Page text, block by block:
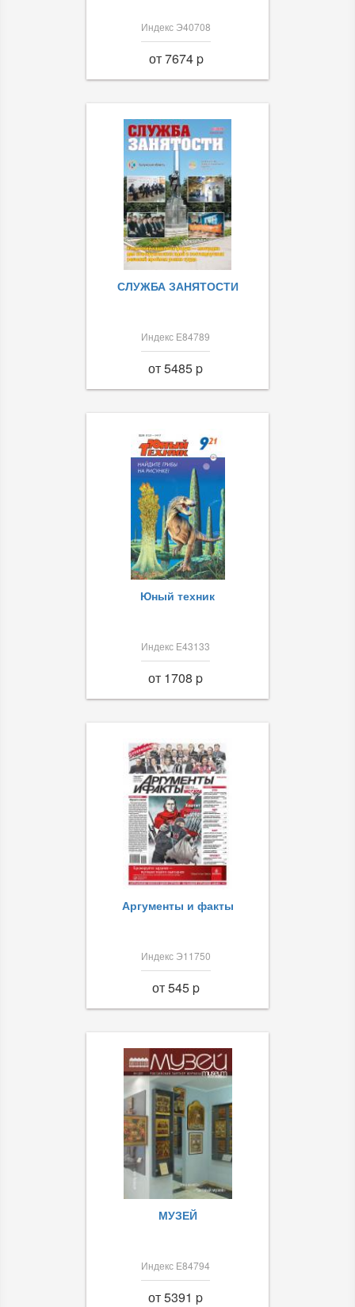
Индекс Э40708
от 7674 p
СЛУЖБА ЗАНЯТОСТИ
Индекс Е84789
от 5485 p
Юный техник
Индекс Е43133
от 1708 p
Аргументы и факты
Индекс Э11750
от 545 p
МУЗЕЙ
Индекс Е84794
от 5391 p